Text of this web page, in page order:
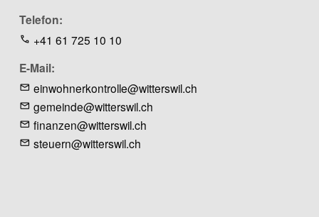
Telefon
+41 61 725 10 10
E-Mail
einwohnerkontrolle@witterswil.ch
gemeinde@witterswil.ch
finanzen@witterswil.ch
steuern@witterswil.ch